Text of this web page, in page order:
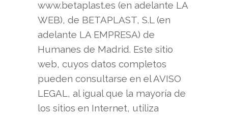
www.betaplast.es (en adelante LA
WEB), de BETAPLAST, S.L (en
adelante LA EMPRESA) de
Humanes de Madrid. Este sitio
web, cuyos datos completos
pueden consultarse en el AVISO
LEGAL, al igual que la mayoría de
los sitios en Internet, utiliza